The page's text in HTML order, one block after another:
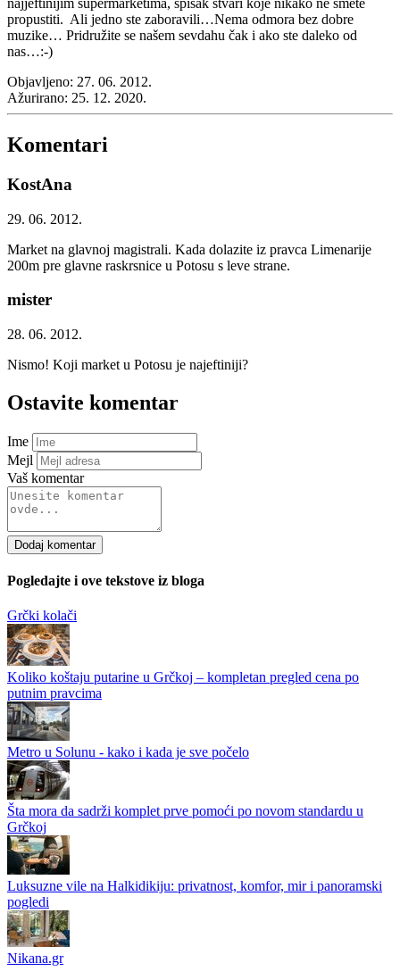
najjeftinijim supermarketima, spisak stvari koje nikako ne smete
propustiti. Ali jedno ste zaboravili…Nema odmora bez dobre
muzike… Pridružite se našem sevdahu čak i ako ste daleko od
nas…:-)
Objavljeno: 27. 06. 2012.
Ažurirano: 25. 12. 2020.
Komentari
KostAna
29. 06. 2012.
Market na glavnoj magistrali. Kada dolazite iz pravca Limenarije
200m pre glavne raskrsnice u Potosu s leve strane.
mister
28. 06. 2012.
Nismo! Koji market u Potosu je najeftiniji?
Ostavite komentar
Ime
Mejl
Vaš komentar
Dodaj komentar
Pogledajte i ove tekstove iz bloga
Grčki kolači
Koliko koštaju putarine u Grčkoj – kompletan pregled cena po
putnim pravcima
Metro u Solunu - kako i kada je sve počelo
Šta mora da sadrži komplet prve pomoći po novom standardu u
Grčkoj
Luksuzne vile na Halkidikiju: privatnost, komfor, mir i panoramski
pogledi
Nikana.gr